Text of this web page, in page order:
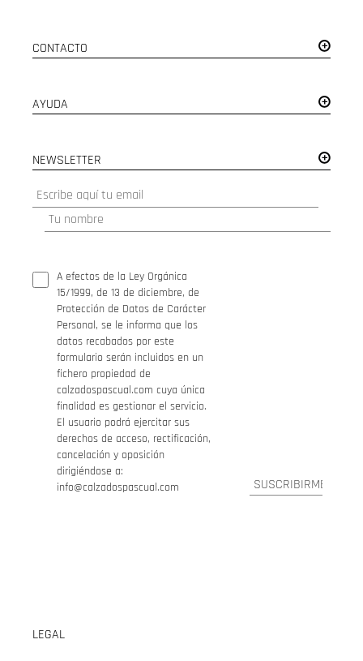
CONTACTO
AYUDA
NEWSLETTER
A efectos de la Ley Orgánica
15/1999, de 13 de diciembre, de
Protección de Datos de Carácter
Personal, se le informa que los
datos recabados por este
formulario serán incluidos en un
fichero propiedad de
calzadospascual.com cuya única
finalidad es gestionar el servicio.
El usuario podrá ejercitar sus
derechos de acceso, rectificación,
cancelación y oposición
dirigiéndose a:
info@calzadospascual.com
LEGAL